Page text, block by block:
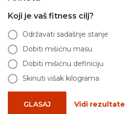
Koji je vaš fitness cilj?
Održavati sadašnje stanje
Dobiti mišićnu masu
Dobiti mišićnu definiciju
Skinuti višak kilograma
GLASAJ Vidi rezultate